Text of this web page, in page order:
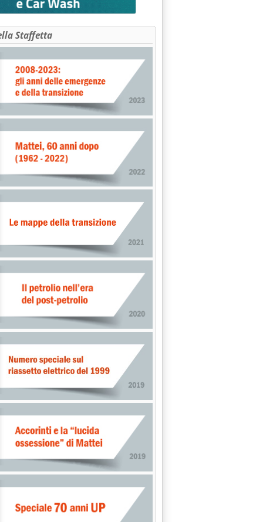
Staffetta